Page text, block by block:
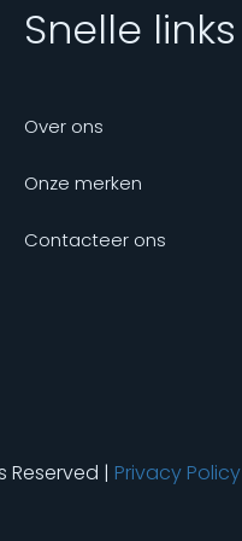
Snelle links
Over ons
Onze merken
Contacteer ons
Reserved | Privacy Policy